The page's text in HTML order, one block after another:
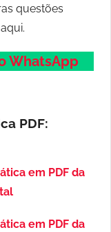
questões
aqui.
WhatsApp
PDF:
em PDF da
em PDF da